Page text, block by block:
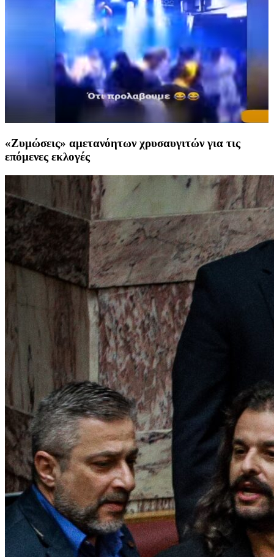
«Ζυμώσεις» αμετανόητων χρυσαυγιτών για τις
επόμενες εκλογές